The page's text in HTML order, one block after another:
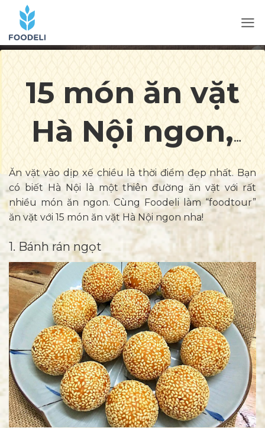
15 món ăn vặt
Hà Nội ngon,
no bụng xế
chiều
Ăn vặt vào dịp xế chiều là thời điểm đẹp nhất. Bạn
có biết Hà Nội là một thiên đường ăn vặt với rất
nhiều món ăn ngon. Cùng Foodeli làm “foodtour”
ăn vặt với 15 món ăn vặt Hà Nội ngon nha!
1. Bánh rán ngọt